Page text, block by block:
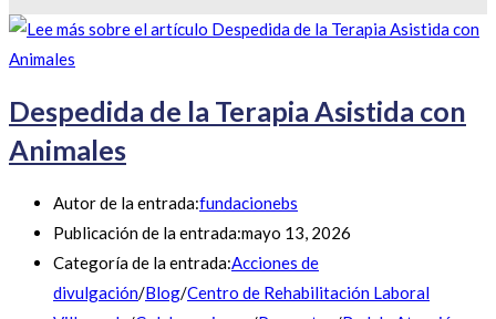
Despedida de la Terapia Asistida con
Animales
Autor de la entrada:fundacionebs
Publicación de la entrada:mayo 13, 2026
Categoría de la entrada:Acciones de
divulgación/Blog/Centro de Rehabilitación Laboral